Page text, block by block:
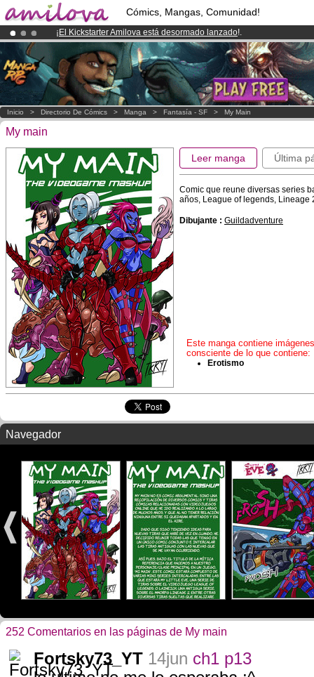
Cómics, Mangas, Comunidad!
¡ El Kickstarter Amilova está desormado lanzado!.
¡Ya tenemos 100000miembrosy 1000Cómics y Mangas!.
¡Conviertete en Premium por3.95 euros al mes!Hazte Premium ya
Inicio > Directorio De Cómics > Manga > Fantasía - SF > My Main
My main
Leer manga Última
Comic que reune diversas series
años, League of legends, Lineage
Dibujante : Guildadventure
Este manga contiene
consciente de lo que contiene:
Erotismo
Navegador
252 Comentarios en las páginas de My main
Fortsky73_YT 14jun ch1 p13